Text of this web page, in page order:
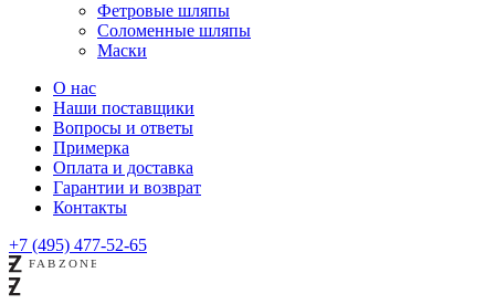
Фетровые шляпы
Соломенные шляпы
Маски
О нас
Наши поставщики
Вопросы и ответы
Примерка
Оплата и доставка
Гарантии и возврат
Контакты
+7 (495) 477-52-65